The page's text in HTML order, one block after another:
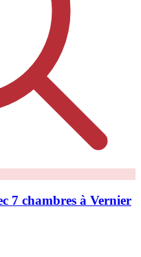
7 chambres à Vernier